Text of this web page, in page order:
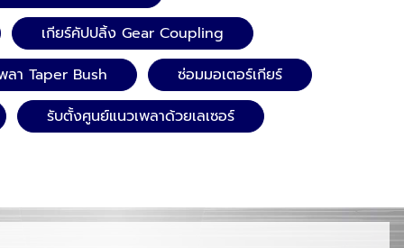
เกียร์คัปปลิ้ง Gear Coupling
ลา Taper Bush
ซ่อมมอเตอร์เกียร์
รับตั้งศูนย์แนวเพลาด้วยเลเซอร์